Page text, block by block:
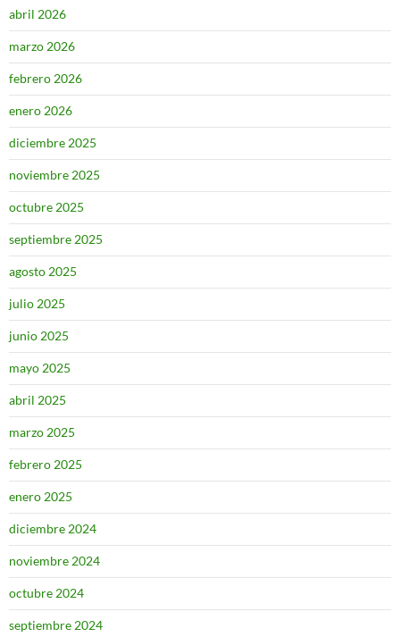
abril 2026
marzo 2026
febrero 2026
enero 2026
diciembre 2025
noviembre 2025
octubre 2025
septiembre 2025
agosto 2025
julio 2025
junio 2025
mayo 2025
abril 2025
marzo 2025
febrero 2025
enero 2025
diciembre 2024
noviembre 2024
octubre 2024
septiembre 2024